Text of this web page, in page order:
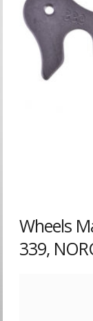
Wheels
339,